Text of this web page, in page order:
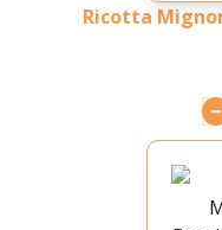
Ricotta